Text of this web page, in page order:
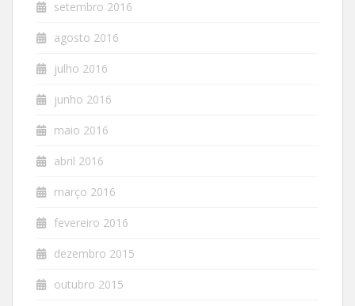
setembro 2016
agosto 2016
julho 2016
junho 2016
maio 2016
abril 2016
março 2016
fevereiro 2016
dezembro 2015
outubro 2015